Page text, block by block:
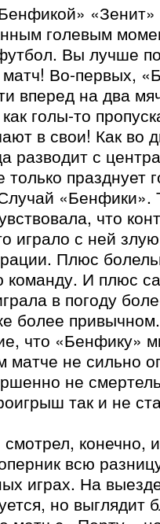
«Зенит»
голевым
Вы лучше
Во-первых,
вперед на два
голы-то
в свои! Как во
разводит с
празднует
«Бенфики».
что
играло с ней
Плюс
команду. И плюс
в погоду
более
что «Бенфику»
матче не сильно
не
так и не
конечно,
всю
играх. На
но выглядит